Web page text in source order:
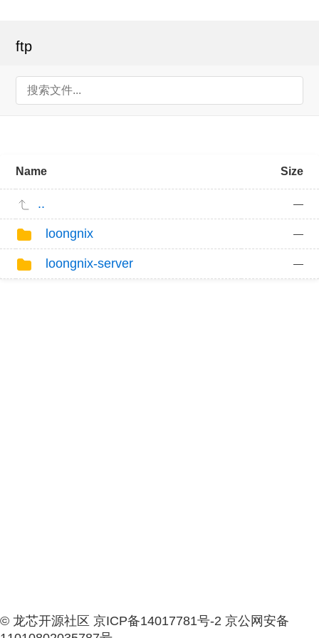
ftp
Name Size
.. —
loongnix —
loongnix-server —
© 龙芯开源社区 京ICP备14017781号-2 京公网安备